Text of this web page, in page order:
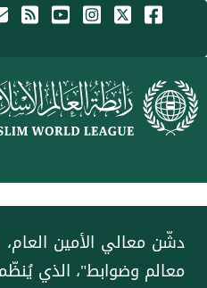
تجاوز إلى المحتوى الرئيسي
Menu Arabic
دشّن معالي الأمين
معالم وضوابط"، الذي